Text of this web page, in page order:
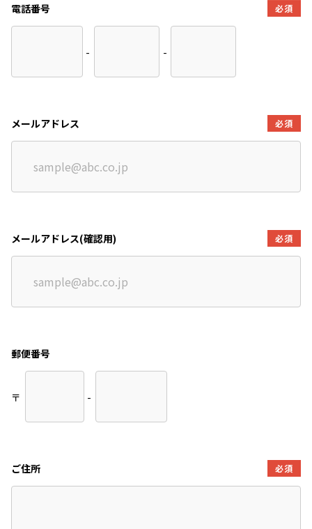
電話番号 必須
- -
メールアドレス 必須
メールアドレス(確認用) 必須
郵便番号
〒 -
ご住所 必須